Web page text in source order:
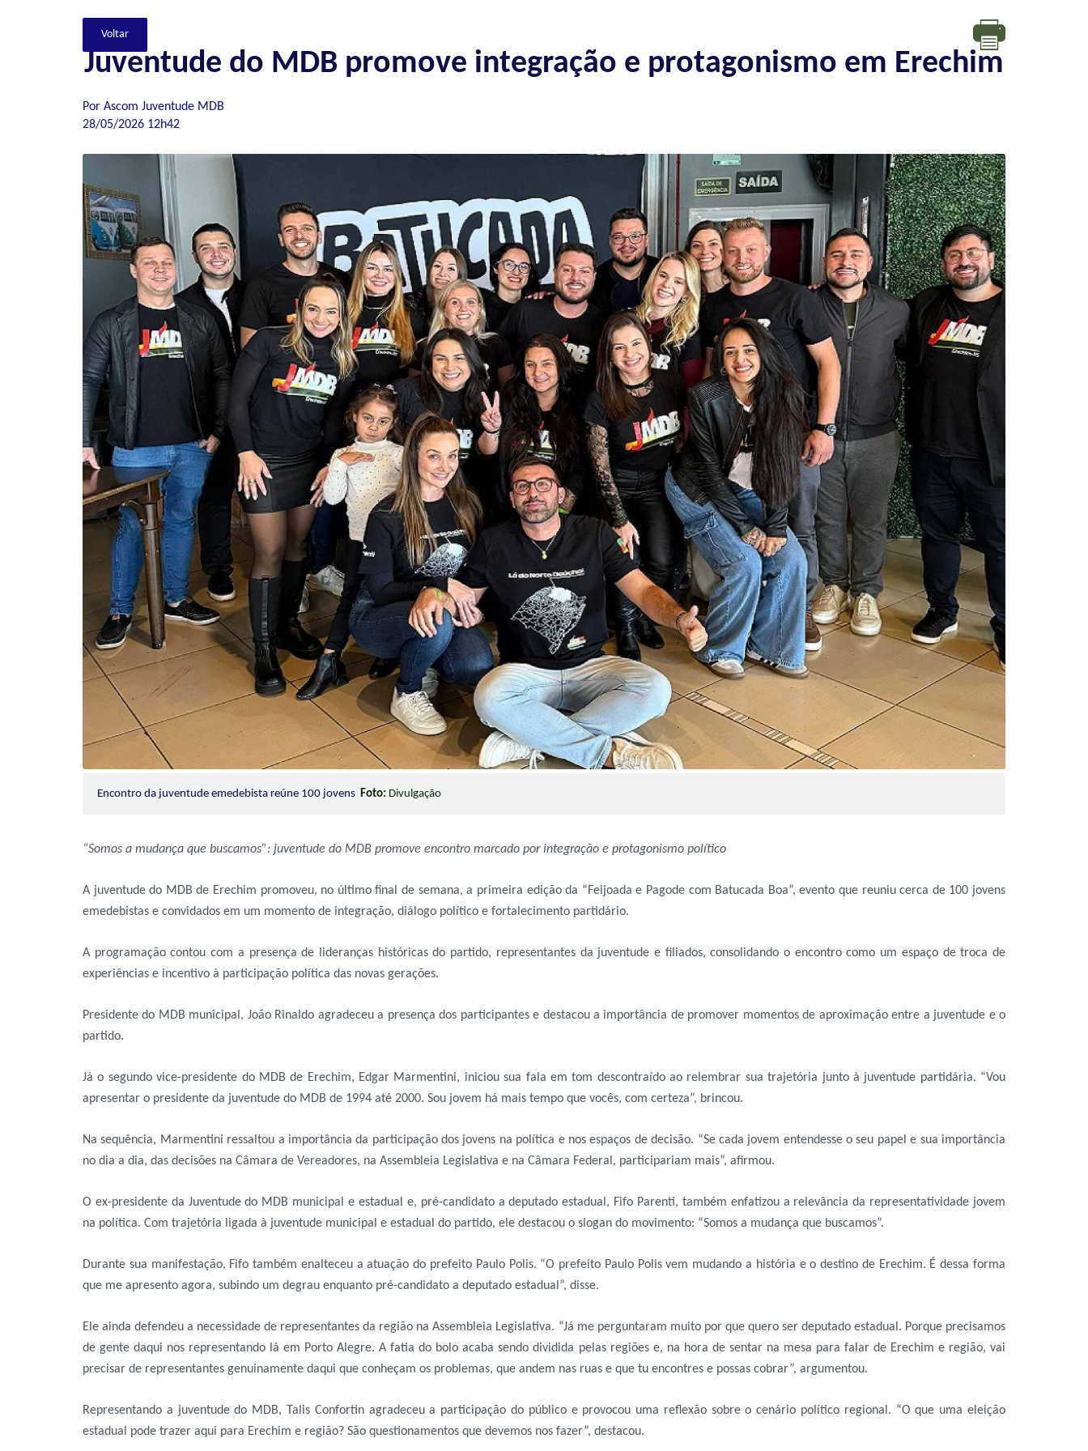
Juventude do MDB promove integração e protagonismo em Erechim
Por Ascom Juventude MDB
28/05/2026 12h42
Encontro da juventude emedebista reúne 100 jovens Foto: Divulgação
“Somos a mudança que buscamos”: juventude do MDB promove encontro marcado por integração e protagonismo político
A juventude do MDB de Erechim promoveu, no último final de semana, a primeira edição da “Feijoada e Pagode com Batucada Boa”, evento que reuniu cerca de 100 jovens
emedebistas e convidados em um momento de integração, diálogo político e fortalecimento partidário.
A programação contou com a presença de lideranças históricas do partido, representantes da juventude e filiados, consolidando o encontro como um espaço de troca de
experiências e incentivo à participação política das novas gerações.
Presidente do MDB municipal, João Rinaldo agradeceu a presença dos participantes e destacou a importância de promover momentos de aproximação entre a juventude e o
partido.
Já o segundo vice-presidente do MDB de Erechim, Edgar Marmentini, iniciou sua fala em tom descontraído ao relembrar sua trajetória junto à juventude partidária. “Vou
apresentar o presidente da juventude do MDB de 1994 até 2000. Sou jovem há mais tempo que vocês, com certeza”, brincou.
Na sequência, Marmentini ressaltou a importância da participação dos jovens na política e nos espaços de decisão. “Se cada jovem entendesse o seu papel e sua importância
no dia a dia, das decisões na Câmara de Vereadores, na Assembleia Legislativa e na Câmara Federal, participariam mais”, afirmou.
O ex-presidente da Juventude do MDB municipal e estadual e, pré-candidato a deputado estadual, Fifo Parenti, também enfatizou a relevância da representatividade jovem
na política. Com trajetória ligada à juventude municipal e estadual do partido, ele destacou o slogan do movimento: “Somos a mudança que buscamos”.
Durante sua manifestação, Fifo também enalteceu a atuação do prefeito Paulo Polis. “O prefeito Paulo Polis vem mudando a história e o destino de Erechim. É dessa forma
que me apresento agora, subindo um degrau enquanto pré-candidato a deputado estadual”, disse.
Ele ainda defendeu a necessidade de representantes da região na Assembleia Legislativa. “Já me perguntaram muito por que quero ser deputado estadual. Porque precisamos
de gente daqui nos representando lá em Porto Alegre. A fatia do bolo acaba sendo dividida pelas regiões e, na hora de sentar na mesa para falar de Erechim e região, vai
precisar de representantes genuinamente daqui que conheçam os problemas, que andem nas ruas e que tu encontres e possas cobrar”, argumentou.
Representando a juventude do MDB, Talis Confortin agradeceu a participação do público e provocou uma reflexão sobre o cenário político regional. “O que uma eleição
estadual pode trazer aqui para Erechim e região? São questionamentos que devemos nos fazer”, destacou.